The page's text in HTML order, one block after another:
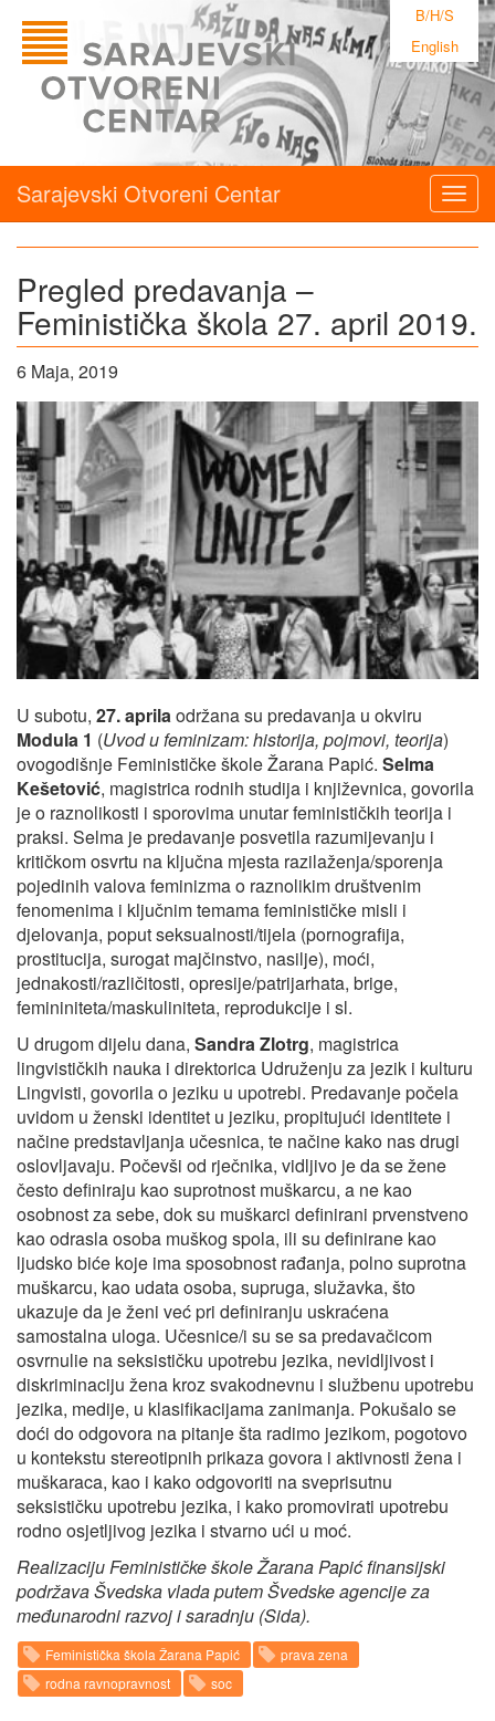
B/H/S
English
Sarajevski Otvoreni Centar
Pregled predavanja –
Feministička škola 27. april 2019.
6 Maja, 2019
U subotu, 27. aprilaodržana su predavanja u okviru
Modula 1 (Uvod u feminizam: historija, pojmovi, teorija)
ovogodišnje Feminističke škole Žarana Papić. Selma
Kešetović, magistrica rodnih studija i književnica, govorila
je o raznolikosti i sporovima unutar feminističkih teorija i
praksi. Selma je predavanje posvetila razumijevanju i
kritičkom osvrtu na ključna mjesta razilaženja/sporenja
pojedinih valova feminizma o raznolikim društvenim
fenomenima i ključnim temama feminističke misli i
djelovanja, poput seksualnosti/tijela (pornografija,
prostitucija, surogat majčinstvo, nasilje), moći,
jednakosti/različitosti, opresije/patrijarhata, brige,
femininiteta/maskuliniteta, reprodukcije i sl.
U drugom dijelu dana, Sandra Zlotrg, magistrica
lingvističkih nauka i direktorica Udruženju za jezik i kulturu
Lingvisti, govorila o jeziku u upotrebi. Predavanje počela
uvidom u ženski identitet u jeziku, propitujući identitete i
načine predstavljanja učesnica, te načine kako nas drugi
oslovljavaju. Počevši od rječnika, vidljivo je da se žene
često definiraju kao suprotnost muškarcu, a ne kao
osobnost za sebe, dok su muškarci definirani prvenstveno
kao odrasla osoba muškog spola, ili su definirane kao
ljudsko biće koje ima sposobnost rađanja, polno suprotna
muškarcu, kao udata osoba, supruga, služavka, što
ukazuje da je ženi već pri definiranju uskraćena
samostalna uloga. Učesnice/i su se sa predavačicom
osvrnulie na seksističku upotrebu jezika, nevidljivost i
diskriminaciju žena kroz svakodnevnu i službenu upotrebu
jezika, medije, u klasifikacijama zanimanja. Pokušalo se
doći do odgovora na pitanje šta radimo jezikom, pogotovo
u kontekstu stereotipnih prikaza govora i aktivnosti žena i
muškaraca, kao i kako odgovoriti na sveprisutnu
seksističku upotrebu jezika, i kako promovirati upotrebu
rodno osjetljivog jezika i stvarno ući u moć.
Realizaciju Feminističke škole Žarana Papić finansijski
podržava Švedska vlada putem Švedske agencije za
međunarodni razvoj i saradnju (Sida).
Feministička škola Žarana Papić
prava zena
rodna ravnopravnost
soc